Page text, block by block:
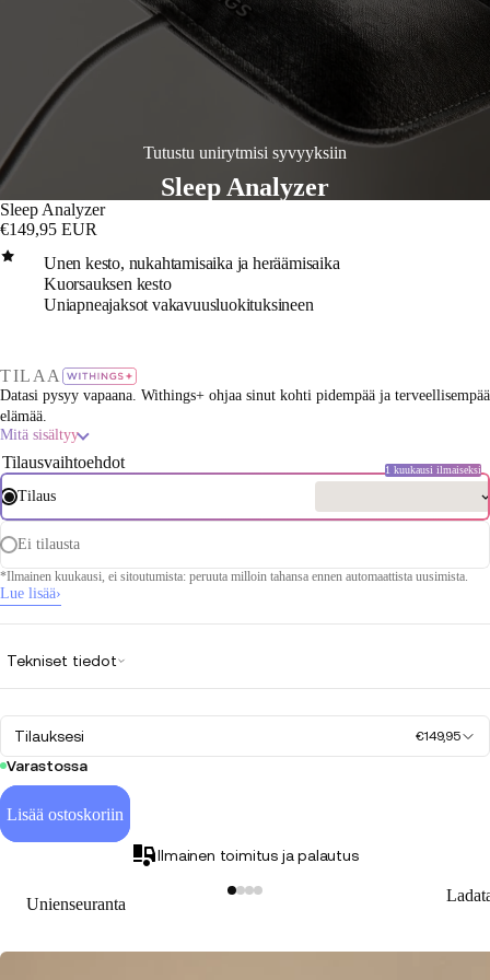
Tutustu unirytmisi syvyyksiin
Sleep Analyzer
Sleep Analyzer
€149,95 EUR
Unen kesto, nukahtamisaika ja heräämisaika
Kuorsauksen kesto
Uniapneajaksot vakavuusluokituksineen
TILAA
Datasi pysyy vapaana. Withings+ ohjaa sinut kohti pidempää ja terveellisempää
elämää.
Mitä sisältyy
Tilausvaihtoehdot
Tilaus
1 kuukausi ilmaiseksi
Ei tilausta
*Ilmainen kuukausi, ei sitoutumista: peruuta milloin tahansa ennen automaattista uusimista.
Lue lisää›
Tekniset tiedot
Tilauksesi €149,95
Varastossa
Lisää ostoskoriin
Ilmainen toimitus ja palautus
Unienseuranta